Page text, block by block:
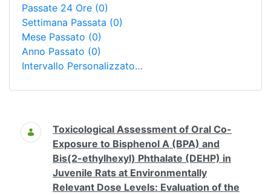
Passate 24 Ore (0)
Settimana Passata (0)
Mese Passato (0)
Anno Passato (0)
Intervallo Personalizzato…
Ricerca
Toxicological Assessment of Oral Co-
Exposure to Bisphenol A (BPA) and
Bis(2-ethylhexyl) Phthalate (DEHP) in
Juvenile Rats at Environmentally
Relevant Dose Levels: Evaluation of the